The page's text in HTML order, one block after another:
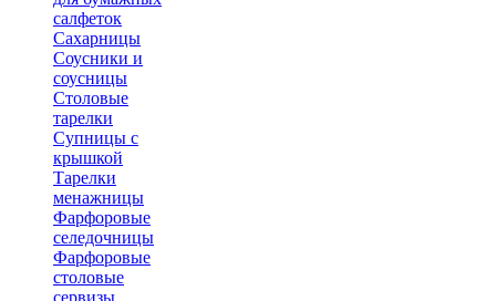
салфеток
Сахарницы
Соусники и
соусницы
Столовые
тарелки
Супницы с
крышкой
Тарелки
менажницы
Фарфоровые
селедочницы
Фарфоровые
столовые
сервизы